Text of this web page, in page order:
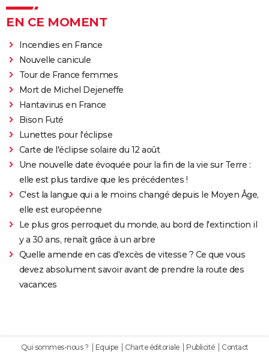
EN CE MOMENT
Incendies en France
Nouvelle canicule
Tour de France femmes
Mort de Michel Dejeneffe
Hantavirus en France
Bison Futé
Lunettes pour l'éclipse
Carte de l'éclipse solaire du 12 août
Une nouvelle date évoquée pour la fin de la vie sur Terre :
elle est plus tardive que les précédentes !
C'est la langue qui a le moins changé depuis le Moyen Âge,
elle est européenne
Le plus gros perroquet du monde, au bord de l'extinction il
y a 30 ans, renaît grâce à un arbre
Quelle amende en cas d'excès de vitesse ? Ce que vous
devez absolument savoir avant de prendre la route des
vacances
Qui sommes-nous ? Equipe Charte éditoriale Publicité Contact